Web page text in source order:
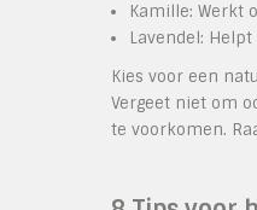
Kamille: Werkt
Lavendel:
Kies voor een
Vergeet niet om
te voorkomen.